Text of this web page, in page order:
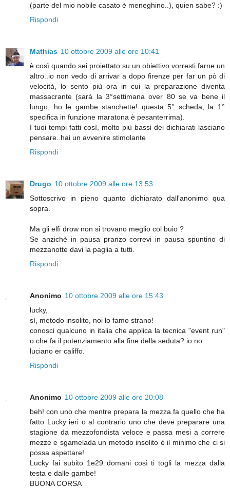
(parte del mio nobile casato è meneghino..), quien sabe? :)
Rispondi
Mathias 10 ottobre 2009 alle ore 10:41
è così quando sei proiettato su un obiettivo vorresti farne un
altro..io non vedo di arrivar a dopo firenze per far un pò di
velocità, lo sento più ora in cui la preparazione diventa
massacrante (sarà la 3°settimana over 80 se va bene il
lungo, ho le gambe stanchette! questa 5° scheda, la 1°
specifica in funzione maratona è pesanterrima).
I tuoi tempi fatti così, molto più bassi dei dichiarati lasciano
pensare..hai un avvenire stimolante
Rispondi
Drugo 10 ottobre 2009 alle ore 13:53
Sottoscrivo in pieno quanto dichiarato dall'anonimo qua
sopra.
Ma gli elfi drow non si trovano meglio col buio ?
Se anzichè in pausa pranzo correvi in pausa spuntino di
mezzanotte davi la paglia a tutti.
Rispondi
Anonimo 10 ottobre 2009 alle ore 15:43
lucky,
sì, metodo insolito, noi lo famo strano!
conosci qualcuno in italia che applica la tecnica "event run"
o che fa il potenziamento alla fine della seduta? io no.
luciano er califfo.
Rispondi
Anonimo 10 ottobre 2009 alle ore 20:08
beh! con uno che mentre prepara la mezza fa quello che ha
fatto Lucky ieri o al contrario uno che deve preparare una
stagione da mezzofondista veloce e passa mesi a correre
mezze e sgamelada un metodo insolito è il minimo che ci si
possa aspettare!
Lucky fai subito 1e29 domani così ti togli la mezza dalla
testa e dalle gambe!
BUONA CORSA